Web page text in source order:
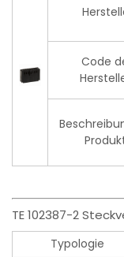
Code
TE 102387-2
Typologie